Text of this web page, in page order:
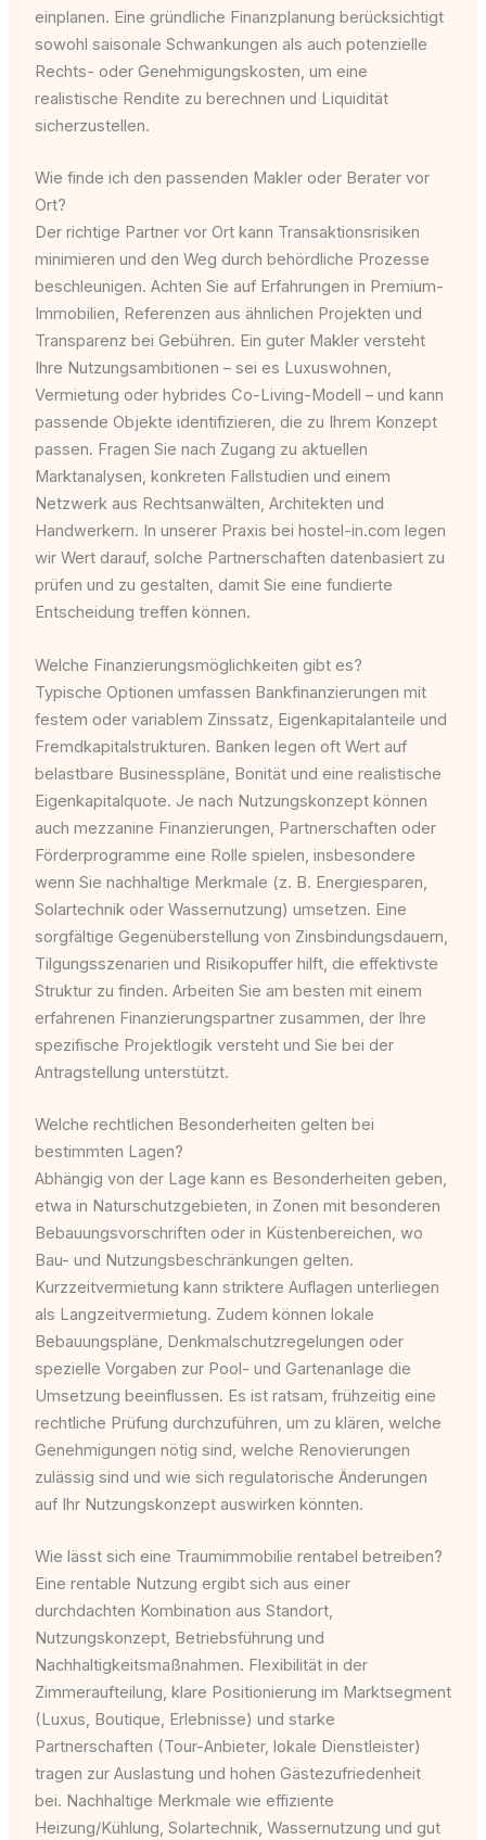
einplanen. Eine gründliche Finanzplanung berücksichtigt
sowohl saisonale Schwankungen als auch potenzielle
Rechts- oder Genehmigungskosten, um eine
realistische Rendite zu berechnen und Liquidität
sicherzustellen.
Wie finde ich den passenden Makler oder Berater vor
Ort?
Der richtige Partner vor Ort kann Transaktionsrisiken
minimieren und den Weg durch behördliche Prozesse
beschleunigen. Achten Sie auf Erfahrungen in Premium-
Immobilien, Referenzen aus ähnlichen Projekten und
Transparenz bei Gebühren. Ein guter Makler versteht
Ihre Nutzungsambitionen – sei es Luxuswohnen,
Vermietung oder hybrides Co-Living-Modell – und kann
passende Objekte identifizieren, die zu Ihrem Konzept
passen. Fragen Sie nach Zugang zu aktuellen
Marktanalysen, konkreten Fallstudien und einem
Netzwerk aus Rechtsanwälten, Architekten und
Handwerkern. In unserer Praxis bei hostel-in.com legen
wir Wert darauf, solche Partnerschaften datenbasiert zu
prüfen und zu gestalten, damit Sie eine fundierte
Entscheidung treffen können.
Welche Finanzierungsmöglichkeiten gibt es?
Typische Optionen umfassen Bankfinanzierungen mit
festem oder variablem Zinssatz, Eigenkapitalanteile und
Fremdkapitalstrukturen. Banken legen oft Wert auf
belastbare Businesspläne, Bonität und eine realistische
Eigenkapitalquote. Je nach Nutzungskonzept können
auch mezzanine Finanzierungen, Partnerschaften oder
Förderprogramme eine Rolle spielen, insbesondere
wenn Sie nachhaltige Merkmale (z. B. Energiesparen,
Solartechnik oder Wassernutzung) umsetzen. Eine
sorgfältige Gegenüberstellung von Zinsbindungsdauern,
Tilgungsszenarien und Risikopuffer hilft, die effektivste
Struktur zu finden. Arbeiten Sie am besten mit einem
erfahrenen Finanzierungspartner zusammen, der Ihre
spezifische Projektlogik versteht und Sie bei der
Antragstellung unterstützt.
Welche rechtlichen Besonderheiten gelten bei
bestimmten Lagen?
Abhängig von der Lage kann es Besonderheiten geben,
etwa in Naturschutzgebieten, in Zonen mit besonderen
Bebauungsvorschriften oder in Küstenbereichen, wo
Bau- und Nutzungsbeschränkungen gelten.
Kurzzeitvermietung kann striktere Auflagen unterliegen
als Langzeitvermietung. Zudem können lokale
Bebauungspläne, Denkmalschutzregelungen oder
spezielle Vorgaben zur Pool- und Gartenanlage die
Umsetzung beeinflussen. Es ist ratsam, frühzeitig eine
rechtliche Prüfung durchzuführen, um zu klären, welche
Genehmigungen nötig sind, welche Renovierungen
zulässig sind und wie sich regulatorische Änderungen
auf Ihr Nutzungskonzept auswirken könnten.
Wie lässt sich eine Traumimmobilie rentabel betreiben?
Eine rentable Nutzung ergibt sich aus einer
durchdachten Kombination aus Standort,
Nutzungskonzept, Betriebsführung und
Nachhaltigkeitsmaßnahmen. Flexibilität in der
Zimmeraufteilung, klare Positionierung im Marktsegment
(Luxus, Boutique, Erlebnisse) und starke
Partnerschaften (Tour-Anbieter, lokale Dienstleister)
tragen zur Auslastung und hohen Gästezufriedenheit
bei. Nachhaltige Merkmale wie effiziente
Heizung/Kühlung, Solartechnik, Wassernutzung und gut